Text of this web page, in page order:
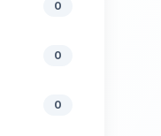
0
0
0